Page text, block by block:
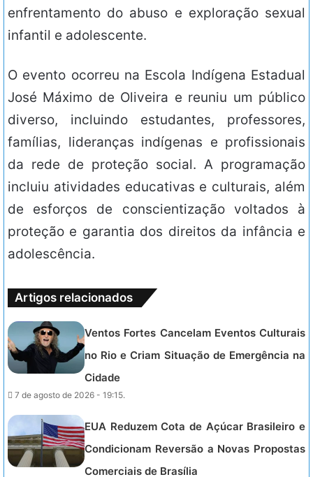
enfrentamento do abuso e exploração sexual
infantil e adolescente.
O evento ocorreu na Escola Indígena Estadual
José Máximo de Oliveira e reuniu um público
diverso, incluindo estudantes, professores,
famílias, lideranças indígenas e profissionais
da rede de proteção social. A programação
incluiu atividades educativas e culturais, além
de esforços de conscientização voltados à
proteção e garantia dos direitos da infância e
adolescência.
Artigos relacionados
Ventos Fortes Cancelam Eventos Culturais
no Rio e Criam Situação de Emergência na
Cidade
7 de agosto de 2026 - 19:15.
EUA Reduzem Cota de Açúcar Brasileiro e
Condicionam Reversão a Novas Propostas
Comerciais de Brasília